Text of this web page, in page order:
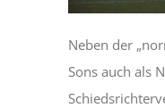
Neben der
Sons auch als